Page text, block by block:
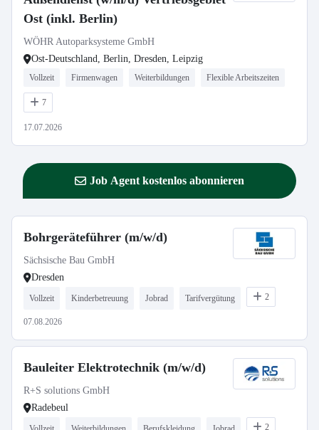
Ost (inkl. Berlin)
WÖHR Autoparksysteme GmbH
Ost-Deutschland, Berlin, Dresden, Leipzig
Vollzeit Firmenwagen Weiterbildungen Flexible Arbeitszeiten
7
17.07.2026
Job Agent kostenlos abonnieren
Bohrgeräteführer (m/w/d)
Sächsische Bau GmbH
Dresden
Vollzeit Kinderbetreuung Jobrad Tarifvergütung 2
07.08.2026
Bauleiter Elektrotechnik (m/w/d)
R+S solutions GmbH
Radebeul
2